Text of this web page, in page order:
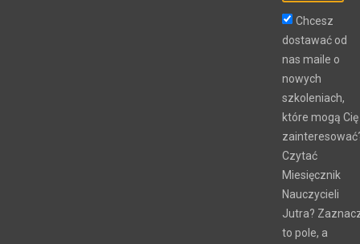
Chcesz
dostawać od
nas maile o
nowych
szkoleniach,
które mogą Cię
Czytać
Miesięcznik
Nauczycieli
Jutra?
to pole, a